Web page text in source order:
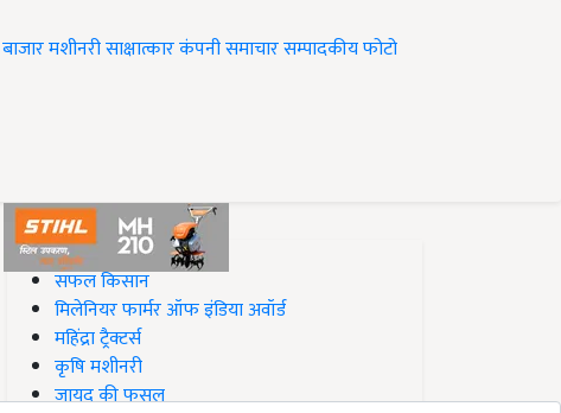
बाजारमशीनरीसाक्षात्कारकंपनी समाचारसम्पादकीयफोटो
#Top on Krishi Jagran
सफल किसान
मिलेनियर फार्मर ऑफ इंडिया अवॉर्ड
महिंद्रा ट्रैक्टर्स
कृषि मशीनरी
जायद की फसल